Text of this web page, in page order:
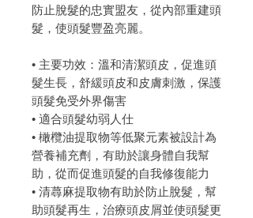
防止脫髮的忠實盟友，從內部重建頭
髮，使頭髮豐盈亮麗。
• 主要功效：溫和清潔頭皮，促進頭
髮生長，舒緩頭皮和皮膚刺激，保護
頭髮免受外界傷害
• 適合頭髮幼弱人仕
• 橄欖油提取物等低聚元素被設計為
營養補充劑，有助於讓身體自我幫
助，從而促進頭髮的自我修復能力
• 清蕁麻提取物有助於防止脫髮，幫
助頭髮再生，治療頭皮屑並使頭髮更